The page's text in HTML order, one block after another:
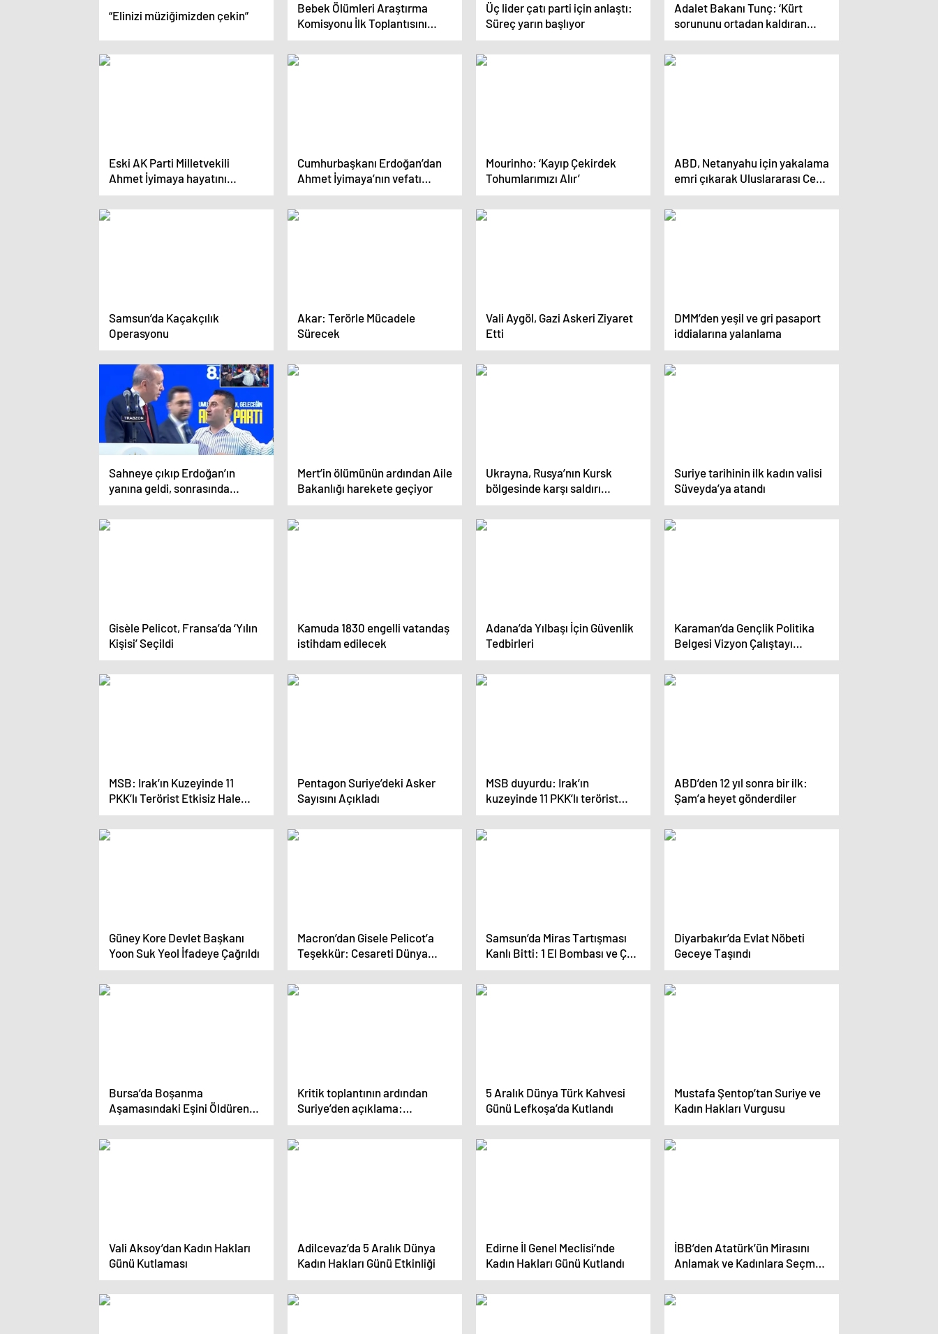
“Elinizi müziğimizden çekin”
Bebek Ölümleri Araştırma
Komisyonu İlk Toplantısını
Gerçekleştirdi
Üç lider çatı parti için anlaştı:
Süreç yarın başlıyor
Adalet Bakanı Tunç: ‘Kürt
sorununu ortadan kaldıran
Recep Tayyip Erdoğan’dır, AK
Parti’dir’
Eski AK Parti Milletvekili
Ahmet İyimaya hayatını
kaybetti
Cumhurbaşkanı Erdoğan’dan
Ahmet İyimaya’nın vefatı
üzerine taziye mesajı
Mourinho: ‘Kayıp Çekirdek
Tohumlarımızı Alır’
ABD, Netanyahu için yakalama
emri çıkarak Uluslararası Ceza
Mahkemesi’ne yaptırım kararı
aldı
Samsun’da Kaçakçılık
Operasyonu
Akar: Terörle Mücadele
Sürecek
Vali Aygöl, Gazi Askeri Ziyaret
Etti
DMM’den yeşil ve gri pasaport
iddialarına yalanlama
Sahneye çıkıp Erdoğan’ın
yanına geldi, sonrasında
yaşananlar bomba
Mert’in ölümünün ardından Aile
Bakanlığı harekete geçiyor
Ukrayna, Rusya’nın Kursk
bölgesinde karşı saldırı
başlattı
Suriye tarihinin ilk kadın valisi
Süveyda’ya atandı
Gisèle Pelicot, Fransa’da ‘Yılın
Kişisi’ Seçildi
Kamuda 1830 engelli vatandaş
istihdam edilecek
Adana’da Yılbaşı İçin Güvenlik
Tedbirleri
Karaman’da Gençlik Politika
Belgesi Vizyon Çalıştayı
Düzenlendi
MSB: Irak’ın Kuzeyinde 11
PKK’lı Terörist Etkisiz Hale
Getirildi
Pentagon Suriye’deki Asker
Sayısını Açıkladı
MSB duyurdu: Irak’ın
kuzeyinde 11 PKK’lı terörist
etkisiz hale getirildi
ABD’den 12 yıl sonra bir ilk:
Şam’a heyet gönderdiler
Güney Kore Devlet Başkanı
Yoon Suk Yeol İfadeye Çağrıldı
Macron’dan Gisele Pelicot’a
Teşekkür: Cesareti Dünya
Çapında Yankı Uyandırdı
Samsun’da Miras Tartışması
Kanlı Bitti: 1 El Bombası ve Çok
Sayıda Silah Ele Geçirildi
Diyarbakır’da Evlat Nöbeti
Geceye Taşındı
Bursa’da Boşanma
Aşamasındaki Eşini Öldüren
Adam İntihar Etti
Kritik toplantının ardından
Suriye’den açıklama:
Türkiye’yi davet edeceğiz
5 Aralık Dünya Türk Kahvesi
Günü Lefkoşa’da Kutlandı
Mustafa Şentop’tan Suriye ve
Kadın Hakları Vurgusu
Vali Aksoy’dan Kadın Hakları
Günü Kutlaması
Adilcevaz’da 5 Aralık Dünya
Kadın Hakları Günü Etkinliği
Edirne İl Genel Meclisi’nde
Kadın Hakları Günü Kutlandı
İBB’den Atatürk’ün Mirasını
Anlamak ve Kadınlara Seçme
Hakkı Etkinliği